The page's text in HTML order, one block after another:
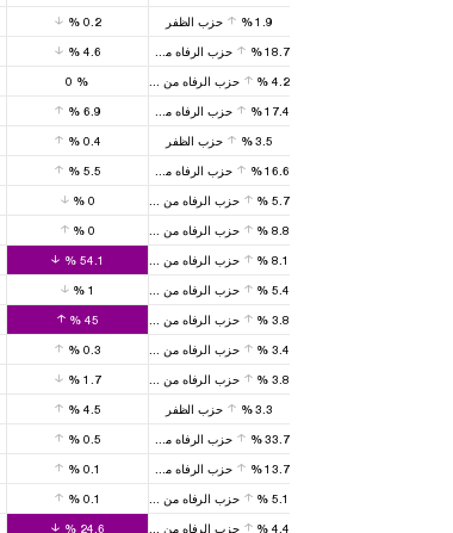
%0.2 %1.9 حزب الظفر
%4.6 %18.7 حزب الرفاه من جديد
% % 4.2 حزب الرفاه من جديد
%6.9 %17.4 حزب الرفاه من جديد
%0.4 %3.5 حزب الظفر
%5.5 %16.6 حزب الرفاه من جديد
% 0 % 5.7 حزب الرفاه من جديد
% 0 % 8.8 حزب الرفاه من جديد
%54.1 % 8.1 حزب الرفاه من جديد
% 1 % 5.4 حزب الرفاه من جديد
% 45 % 3.8 حزب الرفاه من جديد
%0.3 % 3.4 حزب الرفاه من جديد
%1.7 % 3.8 حزب الرفاه من جديد
%4.5 %3.3 حزب الظفر
%0.5 %33.7 حزب الرفاه من جديد
%0.1 %13.7 حزب الرفاه من جديد
%0.1 % 5.1 حزب الرفاه من جديد
%24.6 % 4.4 حزب الرفاه من جديد